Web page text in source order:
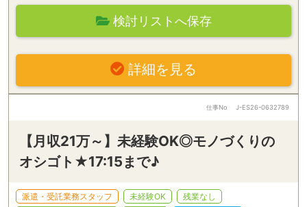
検討リストへ保存
詳細を見る
仕事No J-ES26-0632789
【月収21万～】未経験OK◎モノづくりの
オシゴト★17:15まで♪
派遣・受託業務スタッフ 未経験OK
残業なし